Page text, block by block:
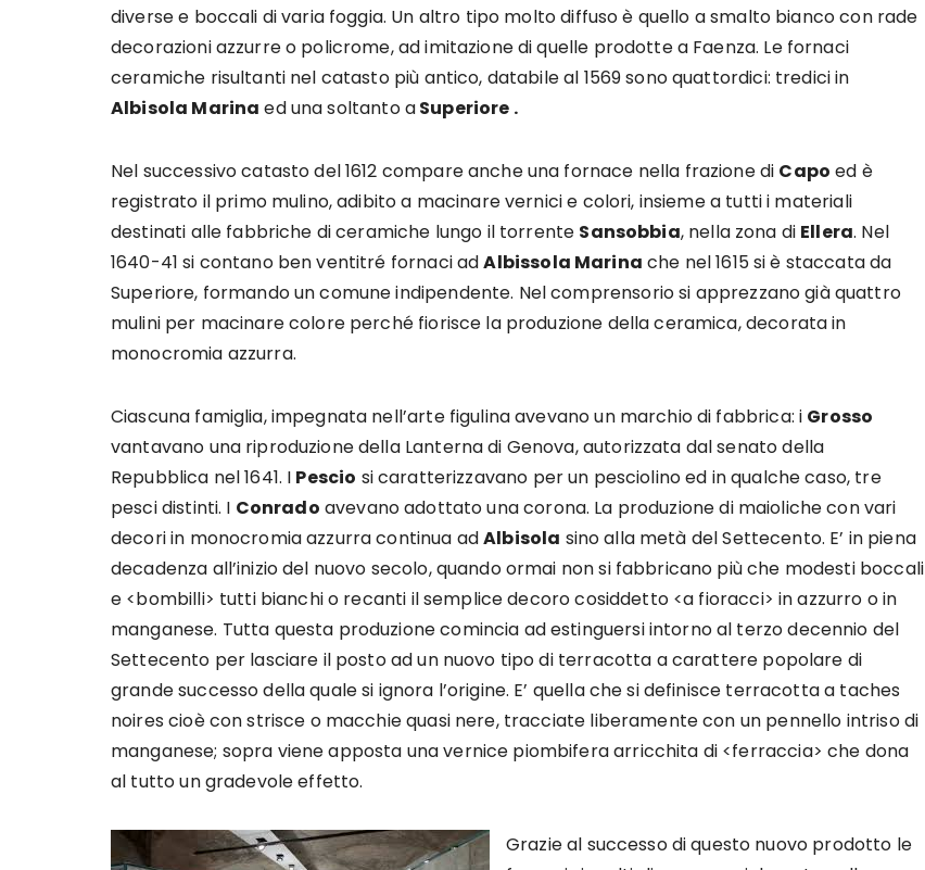
diverse e boccali di varia foggia. Un altro tipo molto diffuso è quello a smalto bianco con rade
decorazioni azzurre o policrome, ad imitazione di quelle prodotte a Faenza. Le fornaci
ceramiche risultanti nel catasto più antico, databile al 1569 sono quattordici: tredici in
Albisola Marina ed una soltanto aSuperiore .
Nel successivo catasto del 1612 compare anche una fornace nella frazione di Capo ed è
registrato il primo mulino, adibito a macinare vernici e colori, insieme a tutti i materiali
destinati alle fabbriche di ceramiche lungo il torrente Sansobbia, nella zona di Ellera. Nel
1640-41 si contano ben ventitré fornaci adAlbissola Marina che nel 1615 si è staccata da
Superiore, formando un comune indipendente. Nel comprensorio si apprezzano già quattro
mulini per macinare colore perché fiorisce la produzione della ceramica, decorata in
monocromia azzurra.
Ciascuna famiglia, impegnata nell’arte figulina avevano un marchio di fabbrica: i Grosso
vantavano una riproduzione della Lanterna di Genova, autorizzata dal senato della
Repubblica nel 1641. I Pescio si caratterizzavano per un pesciolino ed in qualche caso, tre
pesci distinti. I Conrado avevano adottato una corona. La produzione di maioliche con vari
decori in monocromia azzurra continua adAlbisola sino alla metà del Settecento. E’ in piena
decadenza all’inizio del nuovo secolo, quando ormai non si fabbricano più che modesti boccali
e <bombilli> tutti bianchi o recanti il semplice decoro cosiddetto <a fioracci> in azzurro o in
manganese. Tutta questa produzione comincia ad estinguersi intorno al terzo decennio del
Settecento per lasciare il posto ad un nuovo tipo di terracotta a carattere popolare di
grande successo della quale si ignora l’origine. E’ quella che si definisce terracotta a taches
noires cioè con strisce o macchie quasi nere, tracciate liberamente con un pennello intriso di
manganese; sopra viene apposta una vernice piombifera arricchita di <ferraccia> che dona
al tutto un gradevole effetto.
Grazie al successo di questo nuovo prodotto le